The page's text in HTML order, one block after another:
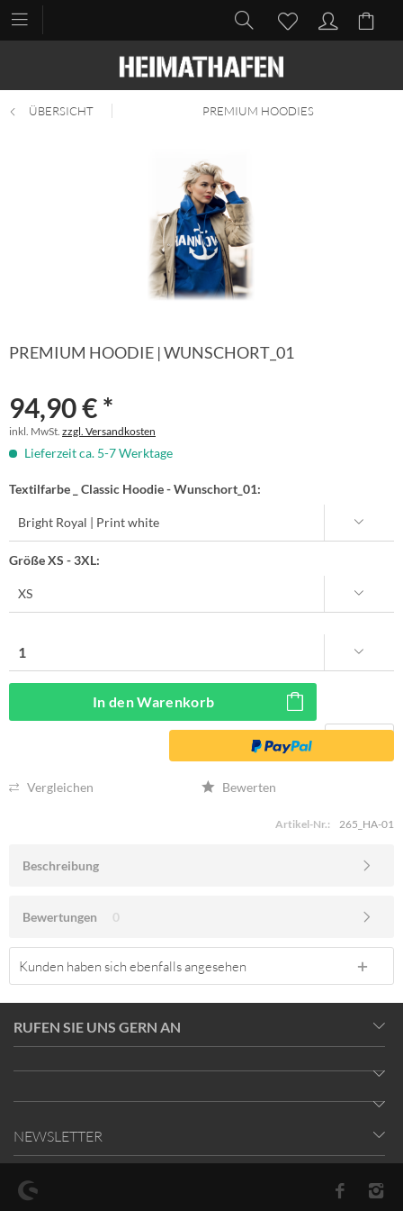
ÜBERSICHT PREMIUM HOODIES
PREMIUM HOODIE | WUNSCHORT_01
94,90 € *
inkl. MwSt. zzgl. Versandkosten
Lieferzeit ca. 5-7 Werktage
Textilfarbe _ Classic Hoodie - Wunschort_01:
Größe XS - 3XL:
In denWarenkorb
Vergleichen Bewerten
Artikel-Nr.: 265_HA-01
Beschreibung
Bewertungen 0
Kunden haben sich ebenfalls angesehen
RUFEN SIE UNS GERN AN
NEWSLETTER